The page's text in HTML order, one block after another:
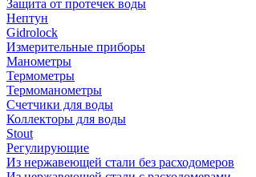
Защита от протечек воды
Нептун
Gidrolock
Измерительные приборы
Манометры
Термометры
Термоманометры
Счетчики для воды
Коллекторы для воды
Stout
Регулирующие
Из нержавеющей стали без расходомеров